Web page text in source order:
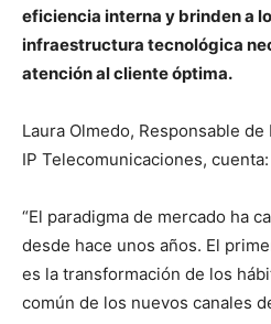
eficiencia interna y brinden a
infraestructura tecnológica
atención al cliente óptima.
Laura Olmedo, Responsable
IP Telecomunicaciones, cuenta:
“El paradigma de mercado ha
desde hace unos años. El
es la transformación de los
común de los nuevos canales